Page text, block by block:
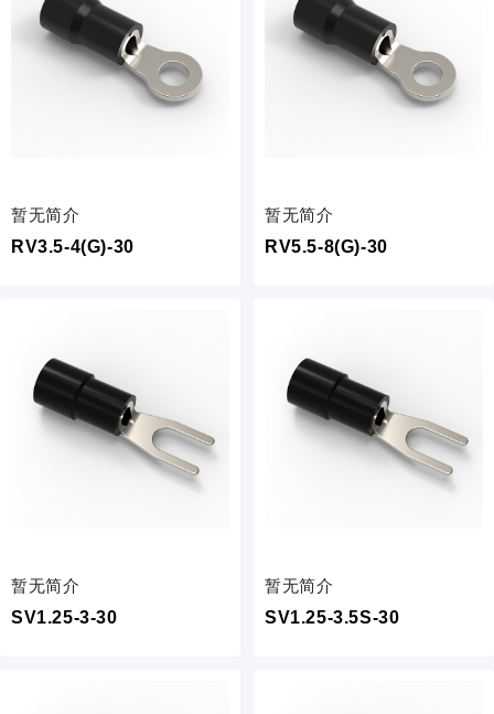
暂无简介
RV3.5-4(G)-30
暂无简介
RV5.5-8(G)-30
暂无简介
SV1.25-3-30
暂无简介
SV1.25-3.5S-30